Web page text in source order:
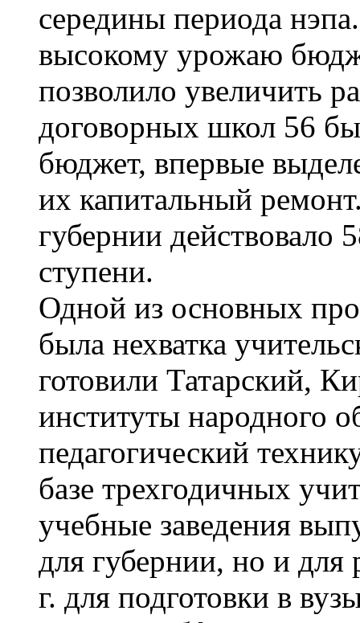
середины периода
высокому урожаю
позволило увеличить
договорных школ 56
бюджет, впервые
их капитальный
губернии действовало
ступени.
Одной из основных
была нехватка
готовили Татарский,
институты народного
педагогический
базе трехгодичных
учебные заведения
для губернии, но и
г. для подготовки в